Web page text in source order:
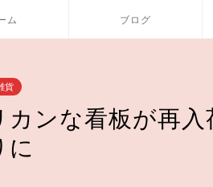
ム ブログ
貨
カンな看板が再
に